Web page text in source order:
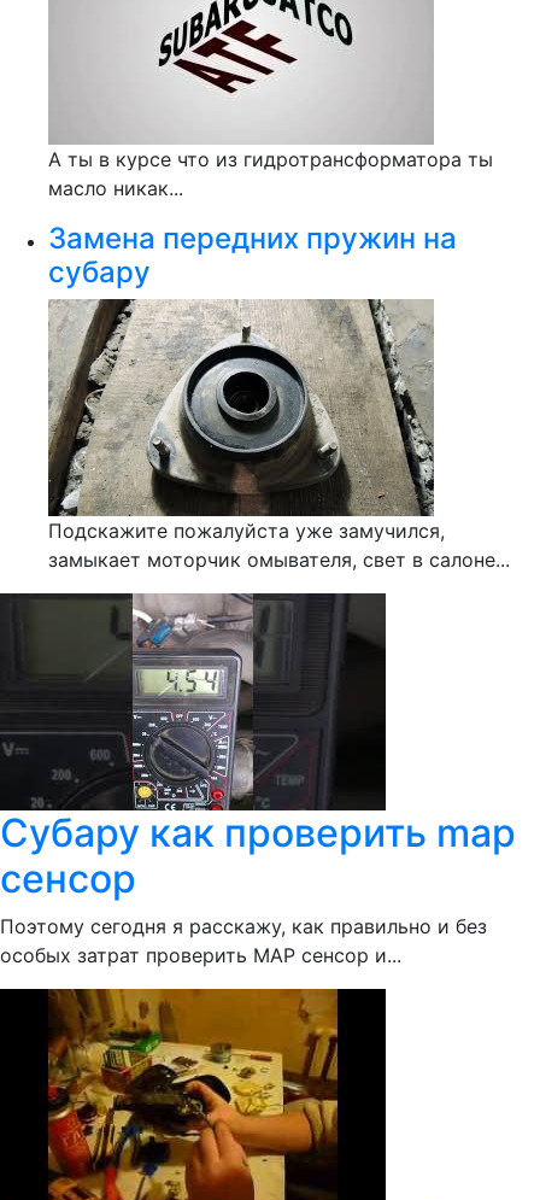
А ты в курсе что из гидротрансформатора ты
масло никак...
Замена передних пружин на
субару
Подскажите пожалуйста уже замучился,
замыкает моторчик омывателя, свет в салоне...
Субару как проверить map
сенсор
Поэтому сегодня я расскажу, как правильно и без
особых затрат проверить MAP сенсор и...